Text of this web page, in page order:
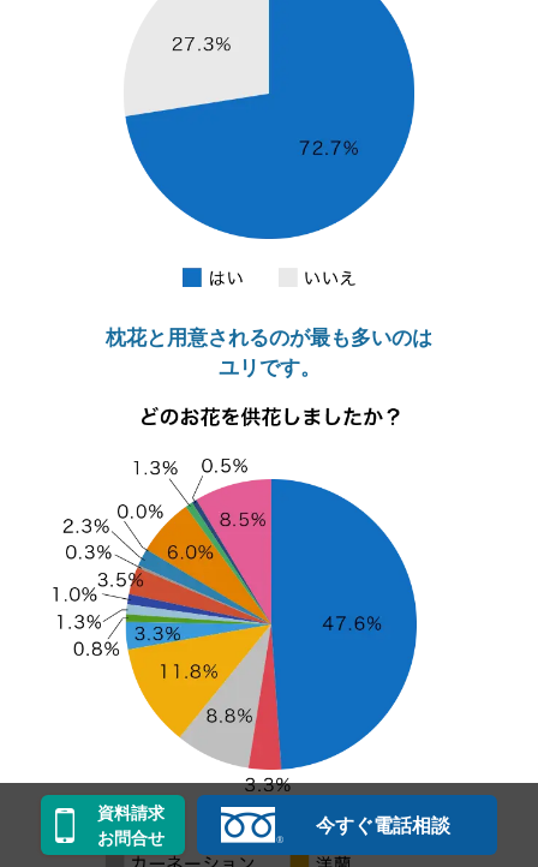
枕花と用意されるのが最も多いのは
ユリです。
資料請求
お問合せ
今すぐ電話相談